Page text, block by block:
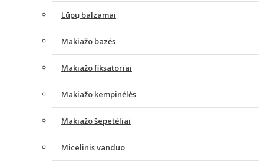
Lūpų balzamai
Makiažo bazės
Makiažo fiksatoriai
Makiažo kempinėlės
Makiažo šepetėliai
Micelinis vanduo